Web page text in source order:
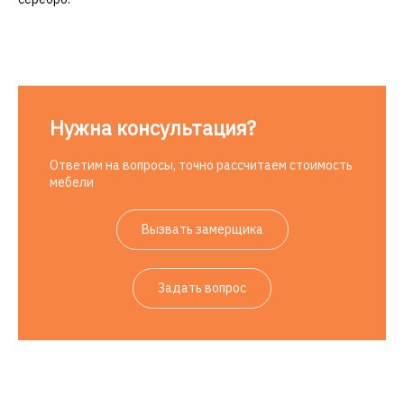
Нужна консультация?
Ответим на вопросы, точно рассчитаем стоимость
мебели
Вызвать замерщика
Задать вопрос